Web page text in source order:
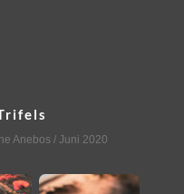
Anebos / Juni 2020